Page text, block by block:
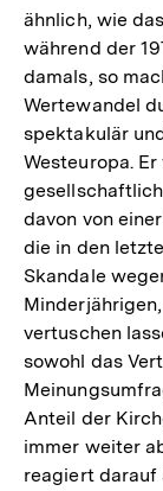
ähnlich, wie
während der
damals, so
Wertewandel
spektakulär
Westeuropa.
davon von
die in den
Skandale
vertuschen
sowohl das
Anteil der
immer weiter
reagiert darauf